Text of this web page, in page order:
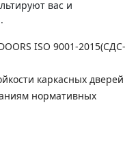
вас и
ISO 9001-2015(СДС-
каркасных дверей
нормативных